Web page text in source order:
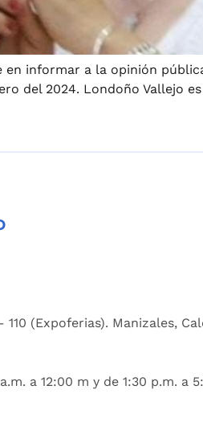
informar a la opinión
del 2024. Londoño Vallejo
(Expoferias). Manizales,
a 12:00 m y de 1:30 p.m. a